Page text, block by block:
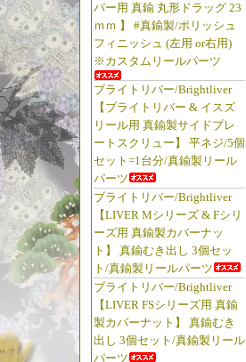
バー用 真鍮 丸形ドラッグ 23
ｍｍ 】 #真鍮製/ポリッシュ
フィニッシュ (左用 or右用)
※カスタムリールパーツ
ブライトリバー/Brightliver
【ブライトリバー & イスズ
リール用 真鍮製サイドプレ
ートスクリュー】 平ネジ/5個
セット=1台分/真鍮製リール
パーツ
ブライトリバー/Brightliver
【LIVER Mシリーズ & Fシリ
ーズ用 真鍮製カバーナッ
ト】 真鍮むき出し 3個セッ
ト/真鍮製リールパーツ
ブライトリバー/Brightliver
【LIVER FSシリーズ用 真鍮
製カバーナット】 真鍮むき
出し 3個セット/真鍮製リール
パーツ